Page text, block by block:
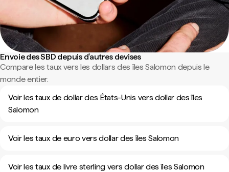
Envoie des SBD depuis d'autres devises
Compare les taux vers les dollars des îles Salomon depuis le
monde entier.
Voir les taux de dollar des États-Unis vers dollar des îles
Salomon
Voir les taux de euro vers dollar des îles Salomon
Voir les taux de livre sterling vers dollar des îles Salomon